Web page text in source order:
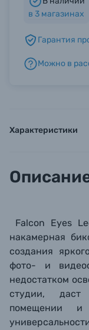
Б/У
Уценённые
в 3 магазинах
Гарантия
Можно в
Характеристики
Falcon Eyes
накамерная
создания
фото- и
недостатком
студии, даст
помещении и